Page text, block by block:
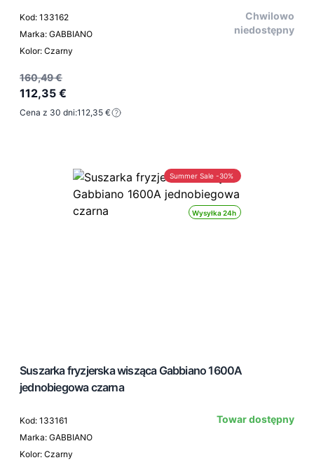
Kod: 133162
Marka: GABBIANO
Kolor: Czarny
Chwilowo
niedostępny
160,49 €
112,35 €
Cena z 30 dni:112,35 €
Wysyłka 24h
Summer Sale -30%
Suszarka fryzjerska wisząca Gabbiano 1600A
jednobiegowa czarna
Kod: 133161
Marka: GABBIANO
Kolor: Czarny
Towar dostępny